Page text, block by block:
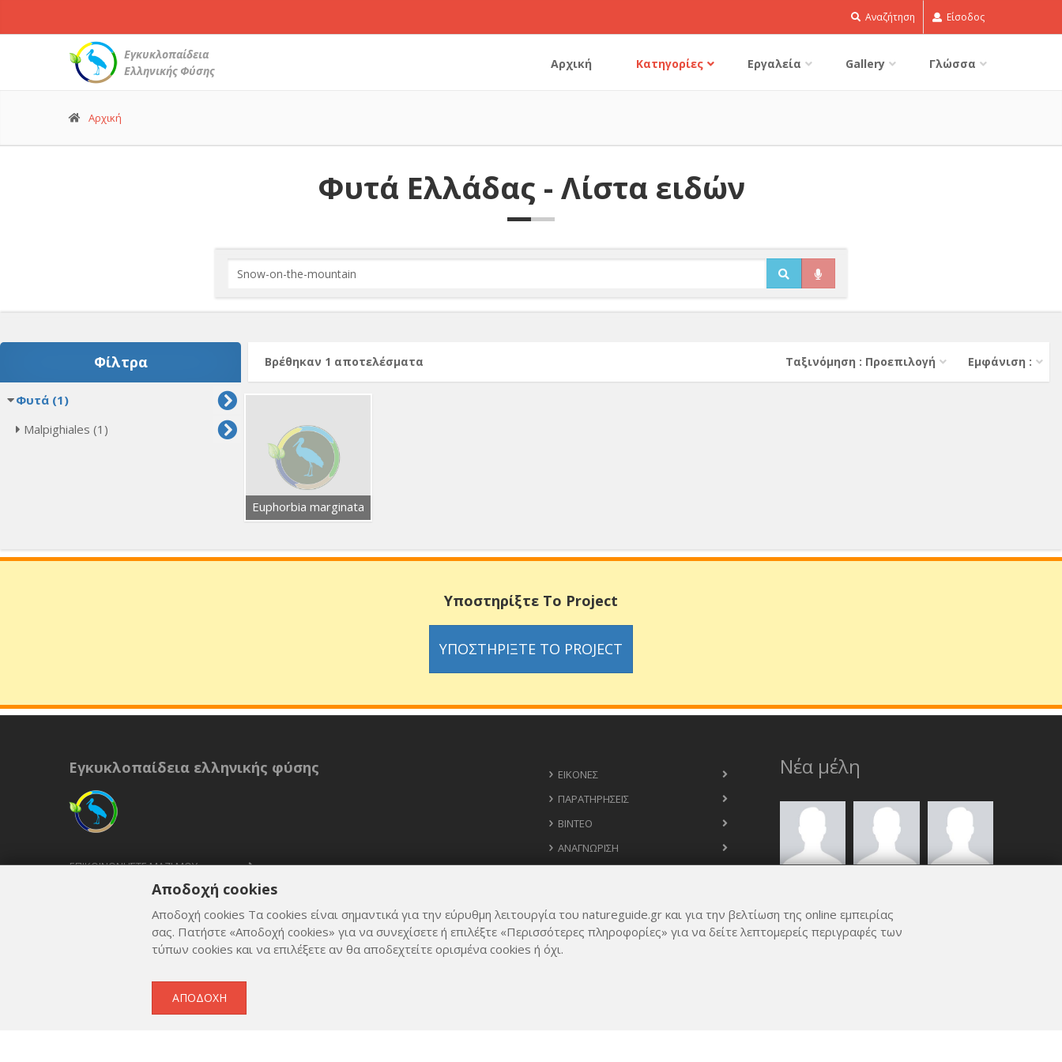
Αναζήτηση Είσοδος
Εγκυκλοπαίδεια
Ελληνικής Φύσης
Αρχική Κατηγορίες Εργαλεία Gallery Γλώσσα
Αρχική
Φυτά Ελλάδας - Λίστα ειδών
Φίλτρα
Φυτά (1)
Malpighiales (1)
Βρέθηκαν 1 αποτελέσματα Εμφάνιση :
Тαξινόμηση : Προεπιλογή
Euphorbia marginata
Υποστηρίξτε Το Project
ΥΠΟΣΤΗΡΊΞΤΕ ΤΟ PROJECT
Εγκυκλοπαίδεια ελληνικής φύσης
ΕΠΙΚΟΙΝΩΝΉΣΤΕ ΜΑΖΊ ΜΟΥ
ΟΡΟΙ ΚΑΙ ΠΡΟΫΠΟΘΈΣΕΙΣ
ΠΟΛΙΤΙΚΉ ΑΠΟΡΡΉΤΟΥ
ΕΙΚΌΝΕΣ
ΠΑΡΑΤΗΡΉΣΕΙΣ
ΒΊΝΤΕΟ
ΑΝΑΓΝΏΡΙΣΗ
ΙΔΈΕΣ ΓΙΑ ΕΦΑΡΜΟΓΉ
Νέα μέλη
Αποδοχή cookies
Αποδοχή cookies Τα cookies είναι σημαντικά για την εύρυθμη λειτουργία του natureguide.gr και για την βελτίωση της online εμπειρίας
σας. Πατήστε «Αποδοχή cookies» για να συνεχίσετε ή επιλέξτε «Περισσότερες πληροφορίες» για να δείτε λεπτομερείς περιγραφές των
τύπων cookies και να επιλέξετε αν θα αποδεχτείτε ορισμένα cookies ή όχι.
ΑΠΟΔΟΧΉ